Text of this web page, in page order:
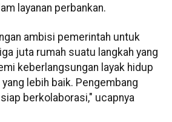
layanan perbankan.
ambisi pemerintah untuk
juta rumah suatu langkah yang
keberlangsungan layak hidup
lebih baik. Pengembang
berkolaborasi," ucapnya